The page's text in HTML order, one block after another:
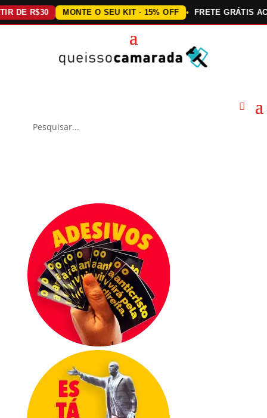
R$30 MONTE O SEU KIT · 15% OFF FRETE GRÁTIS ACIMA